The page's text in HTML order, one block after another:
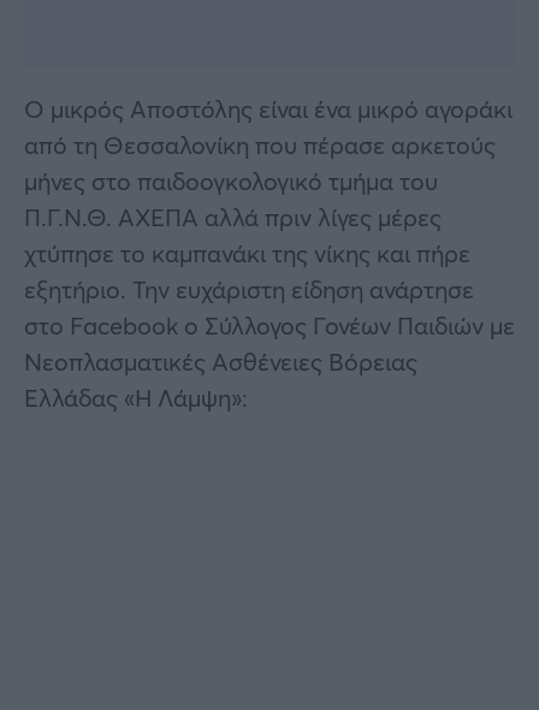
O μικρός Αποστόλης είναι ένα μικρό αγοράκι
από τη Θεσσαλονίκη που πέρασε αρκετούς
μήνες στο παιδοογκολογικό τμήμα του
Π.Γ.Ν.Θ. ΑΧΕΠΑ αλλά πριν λίγες μέρες
χτύπησε το καμπανάκι της νίκης και πήρε
εξητήριο. Την ευχάριστη είδηση ανάρτησε
στο Facebook ο Σύλλογος Γονέων Παιδιών με
Νεοπλασματικές Ασθένειες Βόρειας
Ελλάδας «Η Λάμψη»: